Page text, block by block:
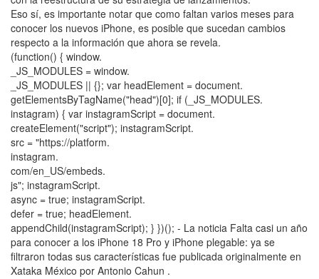
Eso sí, es importante notar que como faltan varios meses para
conocer los nuevos iPhone, es posible que sucedan cambios
respecto a la información que ahora se revela.
(function() { window.
_JS_MODULES = window.
_JS_MODULES || {}; var headElement = document.
getElementsByTagName("head")[0]; if (_JS_MODULES.
instagram) { var instagramScript = document.
createElement("script"); instagramScript.
src = "https://platform.
instagram.
com/en_US/embeds.
js"; instagramScript.
async = true; instagramScript.
defer = true; headElement.
appendChild(instagramScript); } })(); - La noticia Falta casi un año
para conocer a los iPhone 18 Pro y iPhone plegable: ya se
filtraron todas sus características fue publicada originalmente en
Xataka México por Antonio Cahun .